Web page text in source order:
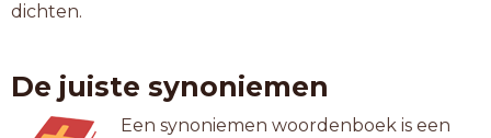
dichten.
De juiste synoniemen
Een synoniemen woordenboek is een